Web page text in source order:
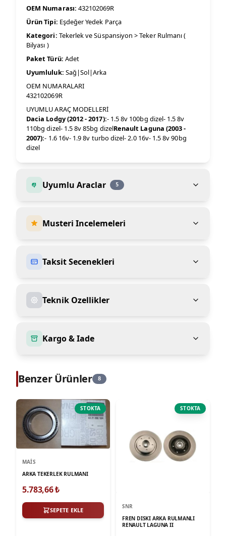
OEM Numarası: 432102069R
Ürün Tipi: Eşdeğer Yedek Parça
Kategori: Tekerlek ve Süspansiyon > Teker Rulmanı (
Bilyası )
Paket Türü: Adet
Uyumluluk: Sağ|Sol|Arka
OEM NUMARALARI
432102069R
UYUMLU ARAÇ MODELLERİ
Dacia Lodgy (2012 - 2017):- 1.5 8v 100bg dizel- 1.5 8v
110bg dizel- 1.5 8v 85bg dizelRenault Laguna (2003 -
2007):- 1.6 16v- 1.9 8v turbo dizel- 2.0 16v- 1.5 8v 90bg
dizel
Uyumlu Araclar 5
Musteri Incelemeleri
Taksit Secenekleri
Teknik Ozellikler
Kargo & Iade
Benzer Ürünler 8
STOKTA
MAIS
ARKA TEKERLEK RULMANI
5.783,66₺
SEPETE EKLE
STOKTA
SNR
FREN DISKI ARKA RULMANLI
RENAULT LAGUNA II